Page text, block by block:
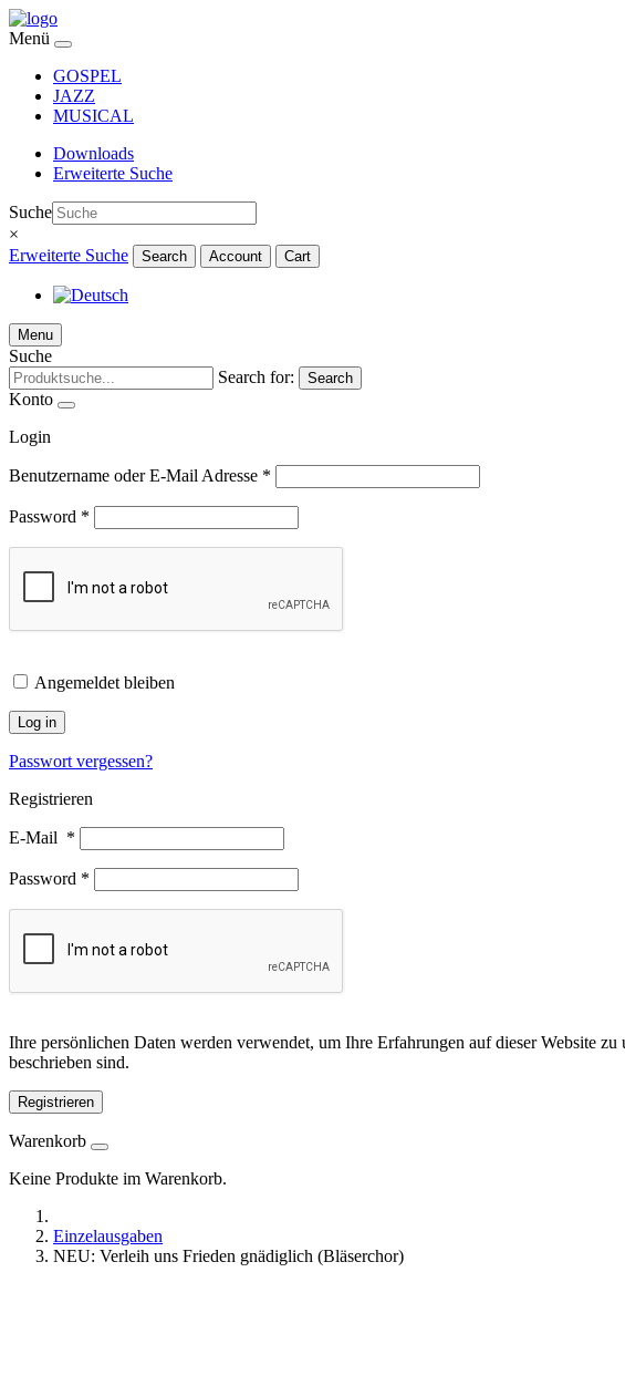
Menü
GOSPEL
JAZZ
MUSICAL
Downloads
Erweiterte Suche
Suche
×
Erweiterte Suche
Search Account Cart
Menu
Suche
Search for:
Search
Konto
Login
Benutzername oder E-Mail Adresse *
Password *
Angemeldet bleiben
Log in
Passwort vergessen?
Registrieren
E-Mail *
Password *
Ihre persönlichen Daten werden verwendet, um Ihre Erfahrungen auf dieser Website
beschrieben sind.
Registrieren
Warenkorb
Keine Produkte im Warenkorb.
Einzelausgaben
NEU: Verleih uns Frieden gnädiglich (Bläserchor)